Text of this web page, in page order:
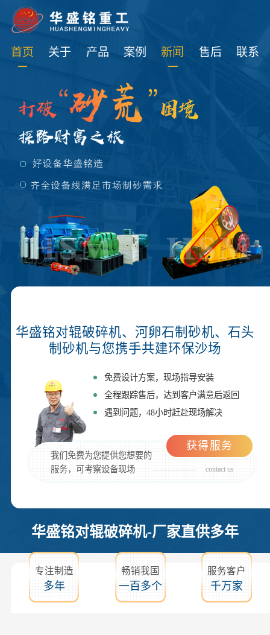
首页 关于 产品 案例 新闻 售后 联系
华盛铭对辊破碎机、河卵石制砂机、石头
制砂机与您携手共建环保沙场
免费设计方案，现场指导安装
全程跟踪售后，达到客户满意后返回
遇到问题，48小时赶赴现场解决
我们免费为您提供您想要的
服务，可考察设备现场
contact us
获得服务
华盛铭对辊破碎机-厂家直供多年
专注制造
多年
畅销我国
一百多个
服务客户
千万家